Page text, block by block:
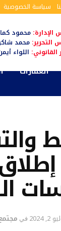
سياسة الخصوصية
محمود
التحرير:محمد
اللواء
العقارات
2024 في